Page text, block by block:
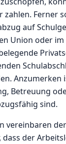
zahlen. Ferner
auf
Union oder
Anzumerken
Betreuung
sind.
vereinbaren
dass der